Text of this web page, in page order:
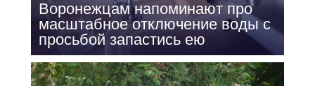
Воронежцам напоминают про
масштабное отключение воды с
просьбой запастись ею